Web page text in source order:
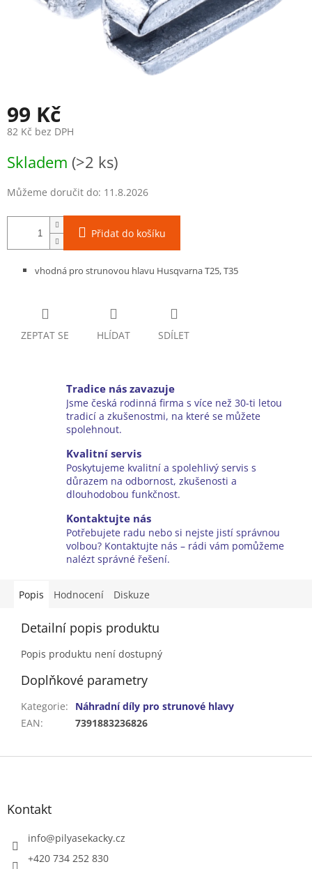
99 Kč
82 Kč bez DPH
cena:
Skladem (>2 ks)
Můžeme doručit do: 11.8.2026
Přidat do košíku
vhodná pro strunovou hlavu Husqvarna T25, T35
ZEPTAT SE HLÍDAT SDÍLET
Tradice nás zavazuje
Jsme česká rodinná firma s více než 30-ti letou
tradicí a zkušenostmi, na které se můžete
spolehnout.
Kvalitní servis
Poskytujeme kvalitní a spolehlivý servis s
důrazem na odbornost, zkušenosti a
dlouhodobou funkčnost.
Kontaktujte nás
Potřebujete radu nebo si nejste jistí správnou
volbou? Kontaktujte nás – rádi vám pomůžeme
nalézt správné řešení.
Popis Hodnocení Diskuze
Detailní popis produktu
Popis produktu není dostupný
Doplňkové parametry
Kategorie:
Náhradní díly pro strunové hlavy
EAN: 7391883236826
Z
Kontakt
info@pilyasekacky.cz
+420 734 252 830